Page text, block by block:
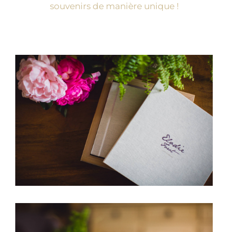
souvenirs de manière unique !